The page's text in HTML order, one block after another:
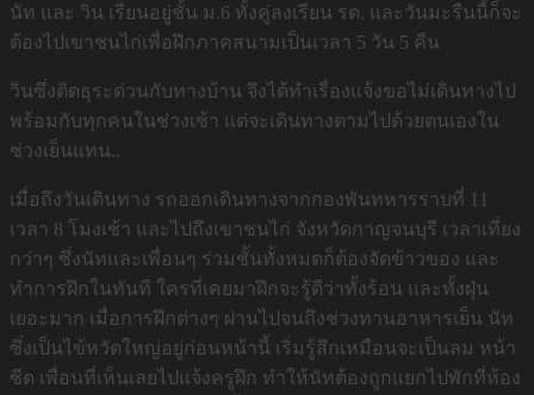
นัท และ วิน เรียนอยู่ชั้น ม.6 ทั้งคู่ลงเรียน รด. และวันมะรืนนี้ก็จะ
ต้องไปเขาชนไก่เพื่อฝึกภาคสนามเป็นเวลา 5 วัน 5 คืน
วินซึ่งติดธุระด่วนกับทางบ้าน จึงได้ทำเรื่องแจ้งขอไม่เดินทางไป
พร้อมกับทุกคนในช่วงเช้า แต่จะเดินทางตามไปด้วยตนเองใน
ช่วงเย็นแทน..
เมื่อถึงวันเดินทาง รถออกเดินทางจากกองพันทหารราบที่ 11
เวลา 8 โมงเช้า และไปถึงเขาชนไก่ จังหวัดกาญจนบุรี เวลาเที่ยง
กว่าๆ ซึ่งนัทและเพื่อนๆ ร่วมชั้นทั้งหมดก็ต้องจัดข้าวของ และ
ทำการฝึกในทันที ใครที่เคยมาฝึกจะรู้ดีว่าทั้งร้อน และทั้งฝุ่น
เยอะมาก เมื่อการฝึกต่างๆ ผ่านไปจนถึงช่วงทานอาหารเย็น นัท
ซึ่งเป็นไข้หวัดใหญ่อยู่ก่อนหน้านี้ เริ่มรู้สึกเหมือนจะเป็นลม หน้า
ซีด เพื่อนที่เห็นเลยไปแจ้งครูฝึก ทำให้นัทต้องถูกแยกไปพักที่ห้อง